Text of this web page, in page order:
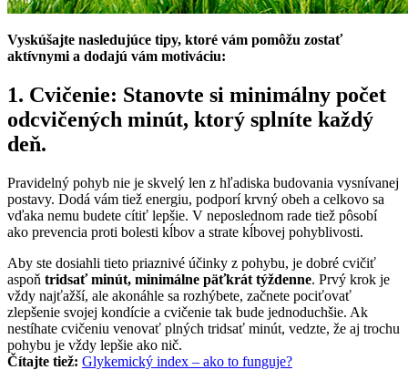
Vyskúšajte nasledujúce tipy, ktoré vám pomôžu zostať
aktívnymi a dodajú vám motiváciu:
1. Cvičenie: Stanovte si minimálny počet
odcvičených minút, ktorý splníte každý
deň.
Pravidelný pohyb nie je skvelý len z hľadiska budovania vysnívanej
postavy. Dodá vám tiež energiu, podporí krvný obeh a celkovo sa
vďaka nemu budete cítiť lepšie. V neposlednom rade tiež pôsobí
ako prevencia proti bolesti kĺbov a strate kĺbovej pohyblivosti.
Aby ste dosiahli tieto priaznivé účinky z pohybu, je dobré cvičiť
aspoň tridsať minút, minimálne päťkrát týždenne. Prvý krok je
vždy najťažší, ale akonáhle sa rozhýbete, začnete pociťovať
zlepšenie svojej kondície a cvičenie tak bude jednoduchšie. Ak
nestíhate cvičeniu venovať plných tridsať minút, vedzte, že aj trochu
pohybu je vždy lepšie ako nič.
Čítajte tiež: Glykemický index – ako to funguje?